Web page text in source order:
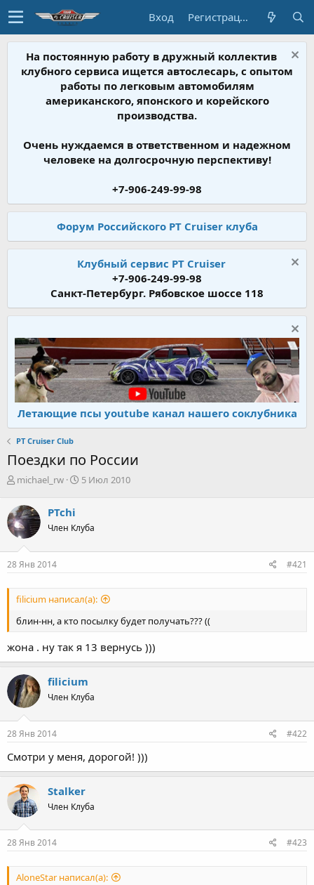
Вход Регистрация
На постоянную работу в дружный коллектив
клубного сервиса ищется автослесарь, с опытом
работы по легковым автомобилям
американского, японского и корейского
производства.
Очень нуждаемся в ответственном и надежном
человеке на долгосрочную перспективу!
+7-906-249-99-98
Форум Российского PT Cruiser клуба
Клубный сервис PT Cruiser
+7-906-249-99-98
Санкт-Петербург. Рябовское шоссе 118
Летающие псы youtube канал нашего соклубника
PT Cruiser Club
Поездки по России
А
т
о
р
е
м
michael_rw
Д
н
ч
5 Июл 2010
PTchi
Член Клуба
28 Янв 2014 #421
filicium написал(а):
блин-нн, а кто посылку будет получать??? ((
жона . ну так я 13 вернусь )))
filicium
Член Клуба
28 Янв 2014 #422
Смотри у меня, дорогой! )))
Stalker
Член Клуба
28 Янв 2014 #423
AloneStar написал(а):